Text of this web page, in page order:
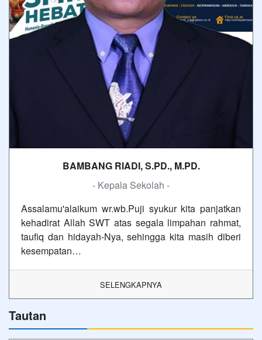
BAMBANG RIADI, S.PD., M.PD.
- Kepala Sekolah -
Assalamu'alaikum wr.wb.Puji syukur kita panjatkan
kehadirat Allah SWT atas segala limpahan rahmat,
taufiq dan hidayah-Nya, sehingga kita masih diberi
kesempatan…
SELENGKAPNYA
Tautan